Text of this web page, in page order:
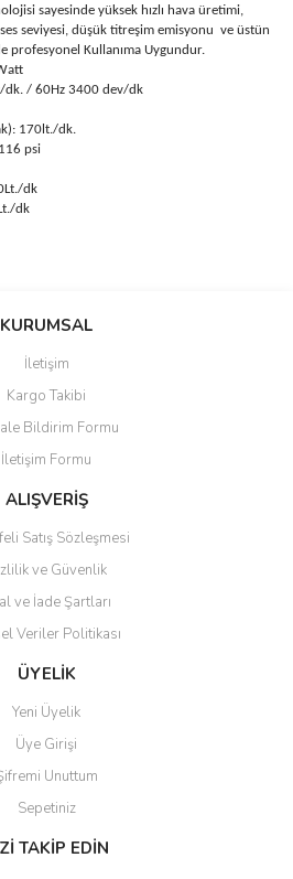
sayesinde yüksek hızlı hava üretimi,
seviyesi, düşük titreşim emisyonu ve üstün
profesyonel Kullanıma Uygundur.
dk. / 60Hz 3400 dev/dk
170lt./dk.
psi
dk
dk
ilk yorumu siz yapın!
veya görüntülenemiyor.
bilgiler bulunuyor.
bulunuyor.
daha pahalı.
Gönder
KURUMSAL
İletişim
Kargo Takibi
Bildirim Formu
İletişim Formu
ALIŞVERİŞ
Satış Sözleşmesi
ve Güvenlik
ve İade Şartları
Veriler Politikası
ÜYELİK
Yeni Üyelik
Üye Girişi
Unuttum
Sepetiniz
TAKİP EDİN